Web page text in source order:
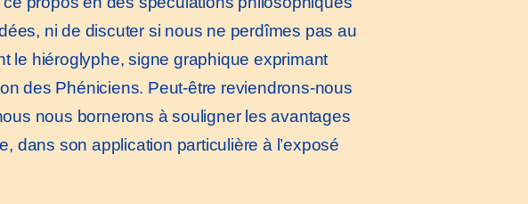
ni de discuter si nous ne perdîmes pas au
le hiéroglyphe, signe graphique exprimant
des Phéniciens. Peut-être reviendrons-nous
nous bornerons à souligner les avantages
dans son application particulière à l’exposé